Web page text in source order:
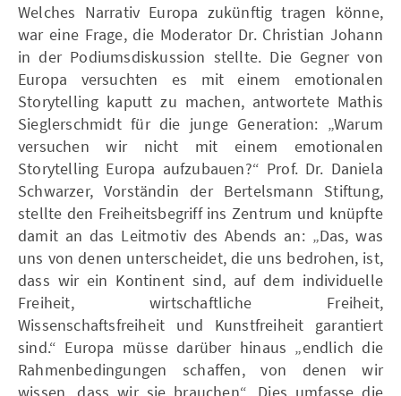
Welches Narrativ Europa zukünftig tragen könne,
war eine Frage, die Moderator Dr. Christian Johann
in der Podiumsdiskussion stellte. Die Gegner von
Europa versuchten es mit einem emotionalen
Storytelling kaputt zu machen, antwortete Mathis
Sieglerschmidt für die junge Generation: „Warum
versuchen wir nicht mit einem emotionalen
Storytelling Europa aufzubauen?“ Prof. Dr. Daniela
Schwarzer, Vorständin der Bertelsmann Stiftung,
stellte den Freiheitsbegriff ins Zentrum und knüpfte
damit an das Leitmotiv des Abends an: „Das, was
uns von denen unterscheidet, die uns bedrohen, ist,
dass wir ein Kontinent sind, auf dem individuelle
Freiheit, wirtschaftliche Freiheit,
Wissenschaftsfreiheit und Kunstfreiheit garantiert
sind.“ Europa müsse darüber hinaus „endlich die
Rahmenbedingungen schaffen, von denen wir
wissen, dass wir sie brauchen“. Dies umfasse die